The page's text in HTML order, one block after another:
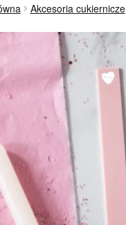
Akcesoria cukiernicze